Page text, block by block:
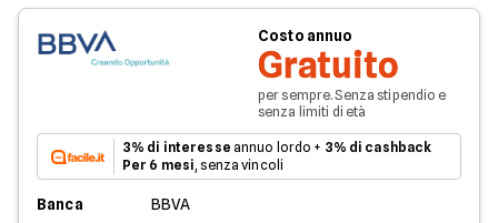
Costo annuo
Gratuito
per sempre. Senza stipendio e
senza limiti di età
3% di interesse annuo lordo + 3% di cashback
Per 6 mesi, senza vincoli
Banca
BBVA